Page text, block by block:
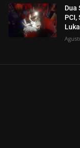
Dua
PCI,